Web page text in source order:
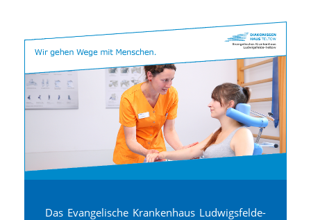
Das Evangelische Krankenhaus Ludwigsfelde-